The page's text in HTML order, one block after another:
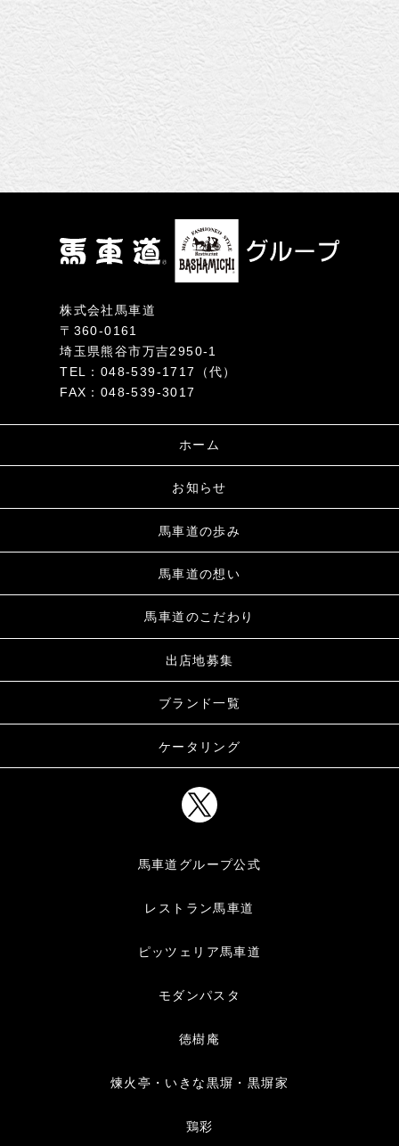
株式会社馬車道
〒360-0161
埼玉県熊谷市万吉2950-1
TEL：048-539-1717（代）
FAX：048-539-3017
ホーム
お知らせ
馬車道の歩み
馬車道の想い
馬車道のこだわり
出店地募集
ブランド一覧
ケータリング
馬車道グループ公式
レストラン馬車道
ピッツェリア馬車道
モダンパスタ
徳樹庵
煉火亭・いきな黒塀・黒塀家
鶏彩